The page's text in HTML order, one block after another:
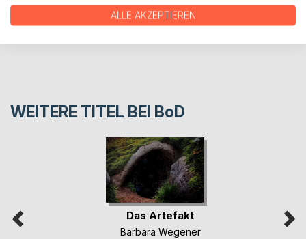
WEITERE TITEL BEI BoD
Das Artefakt
Barbara Wegener
ALLE AKZEPTIEREN